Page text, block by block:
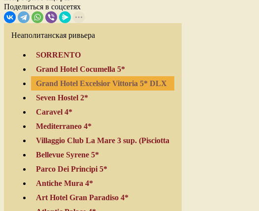
Поделиться в соцсетях
Неаполитанская ривьера
SORRENTO
Grand Hotel Cocumella 5*
Grand Hotel Excelsior Vittoria 5* DLX
Seven Hostel 2*
Caravel 4*
Mediterraneo 4*
Villaggio Club La Mare 3 sup. (Pisciotta
Bellevue Syrene 5*
Parco Dei Principi 5*
Antiche Mura 4*
Art Hotel Gran Paradiso 4*